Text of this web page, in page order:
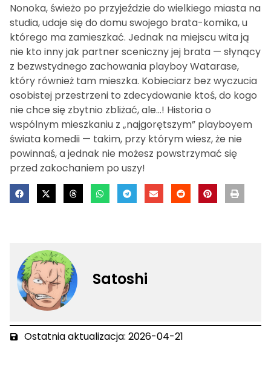
Nonoka, świeżo po przyjeździe do wielkiego miasta na
studia, udaje się do domu swojego brata-komika, u
którego ma zamieszkać. Jednak na miejscu wita ją
nie kto inny jak partner sceniczny jej brata — słynący
z bezwstydnego zachowania playboy Watarase,
który również tam mieszka. Kobieciarz bez wyczucia
osobistej przestrzeni to zdecydowanie ktoś, do kogo
nie chce się zbytnio zbliżać, ale…! Historia o
wspólnym mieszkaniu z „najgorętszym” playboyem
świata komedii — takim, przy którym wiesz, że nie
powinnaś, a jednak nie możesz powstrzymać się
przed zakochaniem po uszy!
Satoshi
Ostatnia aktualizacja: 2026-04-21